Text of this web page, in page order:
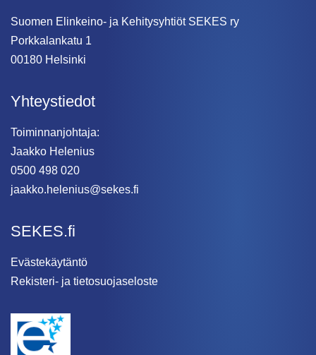
Suomen Elinkeino- ja Kehitysyhtiöt SEKES ry
Porkkalankatu 1
00180 Helsinki
Yhteystiedot
Toiminnanjohtaja:
Jaakko Helenius
0500 498 020
jaakko.helenius@sekes.fi
SEKES.fi
Evästekäytäntö
Rekisteri- ja tietosuojaseloste